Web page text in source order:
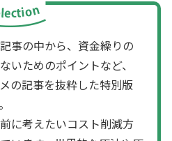
事の中から、資金繰りの
いためのポイントなど、
の記事を抜粋した特別版
に考えたいコスト削減方